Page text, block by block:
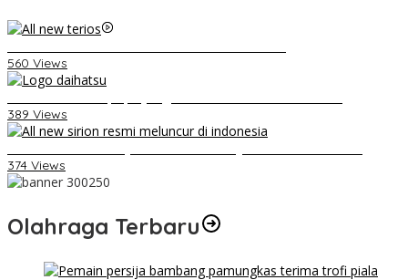
560 Views
389 Views
374 Views
Olahraga Terbaru